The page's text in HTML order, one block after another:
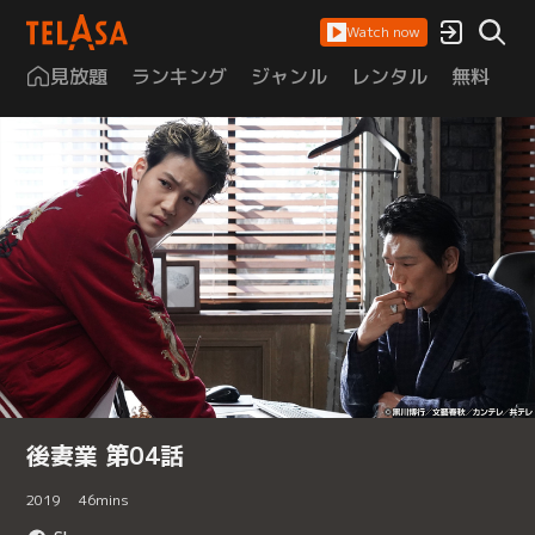
Watch now
見放題 ランキング ジャンル レンタル 無料
後妻業 第04話
2019 46mins